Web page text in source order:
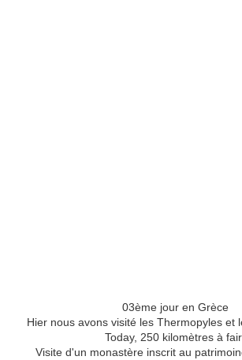
03ème jour en Grèce
Hier nous avons visité les Thermopyles et
Today, 250 kilomètres à
Visite d'un monastère inscrit au